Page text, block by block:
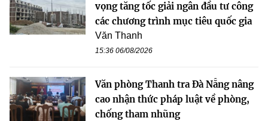
vọng tăng tốc giải ngân đầu tư công
các chương trình mục tiêu quốc gia
Văn Thanh
15:36 06/08/2026
Văn phòng Thanh tra Đà Nẵng nâng
cao nhận thức pháp luật về phòng,
chống tham nhũng